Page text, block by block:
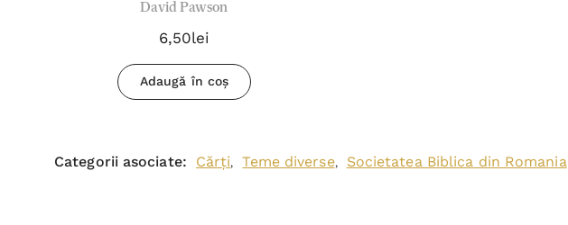
Evanghelia neprihănirii
David Pawson
6,50lei
Adaugă în coș
Categorii asociate: Cărți, Teme diverse, Societatea Biblica din Romania